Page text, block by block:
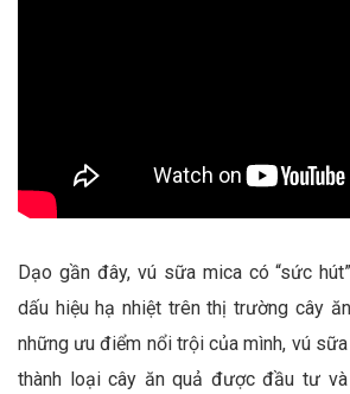
Dạo gần đây, vú sữa mica có “sức
dấu hiệu hạ nhiệt trên thị trường cây
những ưu điểm nổi trội của mình, vú
thành loại cây ăn quả được đầu tư